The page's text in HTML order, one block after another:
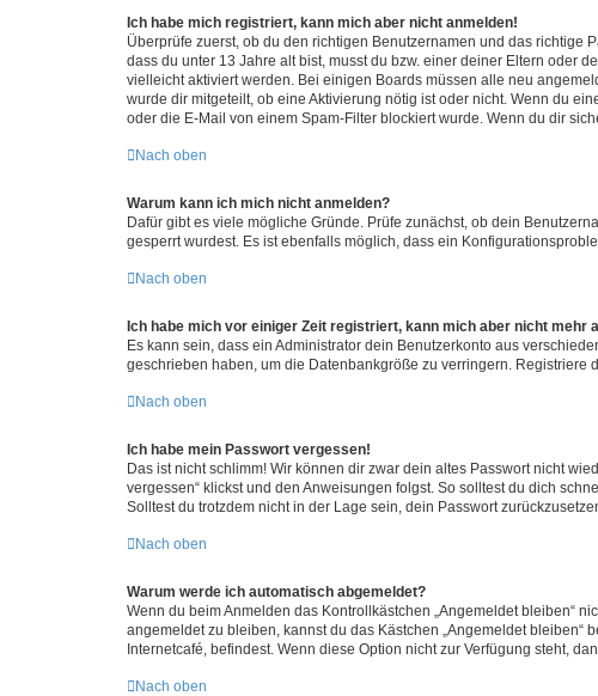
Ich habe mich registriert, kann mich aber nicht anmelden!
Überprüfe zuerst, ob du den richtigen Benutzernamen und das richtige
dass du unter 13 Jahre alt bist, musst du bzw. einer deiner Eltern oder
vielleicht aktiviert werden. Bei einigen Boards müssen alle neu
wurde dir mitgeteilt, ob eine Aktivierung nötig ist oder nicht. Wenn du
oder die E-Mail von einem Spam-Filter blockiert wurde. Wenn du dir
Nach oben
Warum kann ich mich nicht anmelden?
Dafür gibt es viele mögliche Gründe. Prüfe zunächst, ob dein
gesperrt wurdest. Es ist ebenfalls möglich, dass ein
Nach oben
Ich habe mich vor einiger Zeit registriert, kann mich aber nicht mehr
Es kann sein, dass ein Administrator dein Benutzerkonto aus
geschrieben haben, um die Datenbankgröße zu verringern. Registriere
Nach oben
Ich habe mein Passwort vergessen!
Das ist nicht schlimm! Wir können dir zwar dein altes Passwort nicht
vergessen“ klickst und den Anweisungen folgst. So solltest du dich
Solltest du trotzdem nicht in der Lage sein, dein Passwort
Nach oben
Warum werde ich automatisch abgemeldet?
Wenn du beim Anmelden das Kontrollkästchen „Angemeldet bleiben“
angemeldet zu bleiben, kannst du das Kästchen „Angemeldet
Internetcafé, befindest. Wenn diese Option nicht zur Verfügung steht,
Nach oben